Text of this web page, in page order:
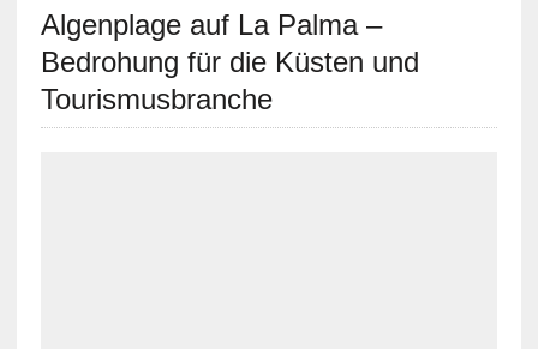
Algenplage auf La Palma –
Bedrohung für die Küsten und
Tourismusbranche